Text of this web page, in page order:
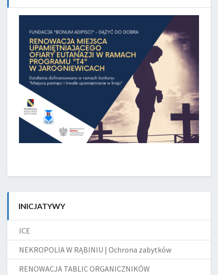
INICJATYWY
ICE
NEKROPOLIA W RĄBINIU | Ochrona zabytków
RENOWACJA TABLIC ORGANICZNIKÓW